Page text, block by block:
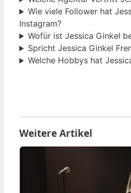
Wie viele Follower hat
Instagram?
Wofür ist Jessica Ginkel
Spricht Jessica Ginkel
Welche Hobbys hat
Weitere Artikel